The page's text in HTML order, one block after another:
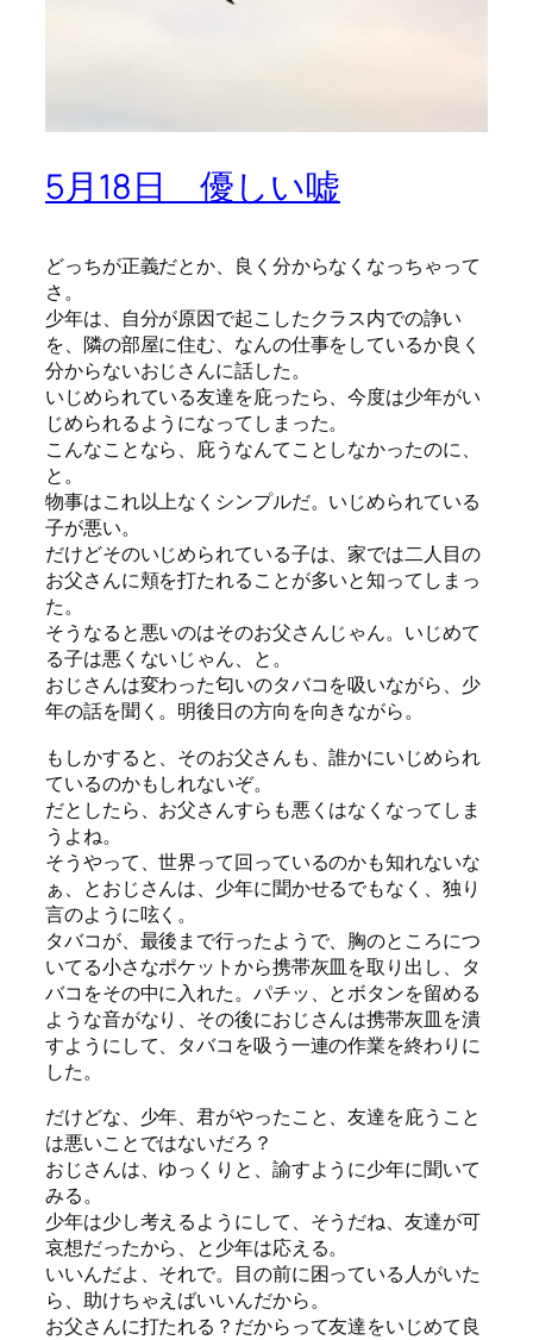
5月18日 優しい嘘
どっちが正義だとか、良く分からなくなっちゃって
さ。
少年は、自分が原因で起こしたクラス内での諍い
を、隣の部屋に住む、なんの仕事をしているか良く
分からないおじさんに話した。
いじめられている友達を庇ったら、今度は少年がい
じめられるようになってしまった。
こんなことなら、庇うなんてことしなかったのに、
と。
物事はこれ以上なくシンプルだ。いじめられている
子が悪い。
だけどそのいじめられている子は、家では二人目の
お父さんに頬を打たれることが多いと知ってしまっ
た。
そうなると悪いのはそのお父さんじゃん。いじめて
る子は悪くないじゃん、と。
おじさんは変わった匂いのタバコを吸いながら、少
年の話を聞く。明後日の方向を向きながら。
もしかすると、そのお父さんも、誰かにいじめられ
ているのかもしれないぞ。
だとしたら、お父さんすらも悪くはなくなってしま
うよね。
そうやって、世界って回っているのかも知れないな
ぁ、とおじさんは、少年に聞かせるでもなく、独り
言のように呟く。
タバコが、最後まで行ったようで、胸のところにつ
いてる小さなポケットから携帯灰皿を取り出し、タ
バコをその中に入れた。パチッ、とボタンを留める
ような音がなり、その後におじさんは携帯灰皿を潰
すようにして、タバコを吸う一連の作業を終わりに
した。
だけどな、少年、君がやったこと、友達を庇うこと
は悪いことではないだろ？
おじさんは、ゆっくりと、諭すように少年に聞いて
みる。
少年は少し考えるようにして、そうだね、友達が可
哀想だったから、と少年は応える。
いいんだよ、それで。目の前に困っている人がいた
ら、助けちゃえばいいんだから。
お父さんに打たれる？だからって友達をいじめて良